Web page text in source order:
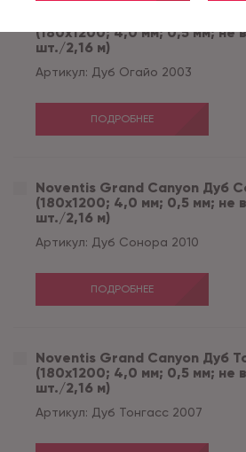
(180x1200; 4,0 мм; 0,5 мм; не
шт./2,16 м)
Артикул: Дуб Огайо 2003
ПОДРОБНЕЕ
Noventis Grand Сanyon Дуб
(180x1200; 4,0 мм; 0,5 мм; не
шт./2,16 м)
Артикул: Дуб Сонора 2010
ПОДРОБНЕЕ
Noventis Grand Сanyon Дуб
(180x1200; 4,0 мм; 0,5 мм; не
шт./2,16 м)
Артикул: Дуб Тонгасс 2007